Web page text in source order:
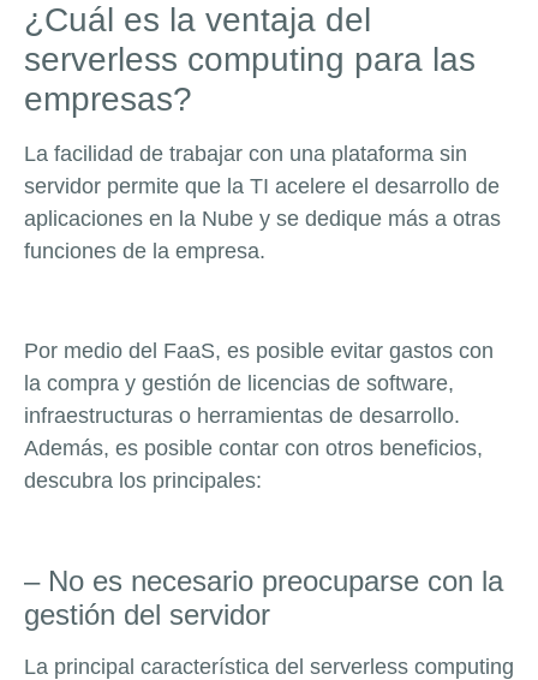
¿Cuál es la ventaja del
serverless computing para las
empresas?
La facilidad de trabajar con una plataforma sin
servidor permite que la TI acelere el desarrollo de
aplicaciones en la Nube y se dedique más a otras
funciones de la empresa.
Por medio del FaaS, es posible evitar gastos con
la compra y gestión de licencias de software,
infraestructuras o herramientas de desarrollo.
Además, es posible contar con otros beneficios,
descubra los principales:
– No es necesario preocuparse con la
gestión del servidor
La principal característica del serverless computing